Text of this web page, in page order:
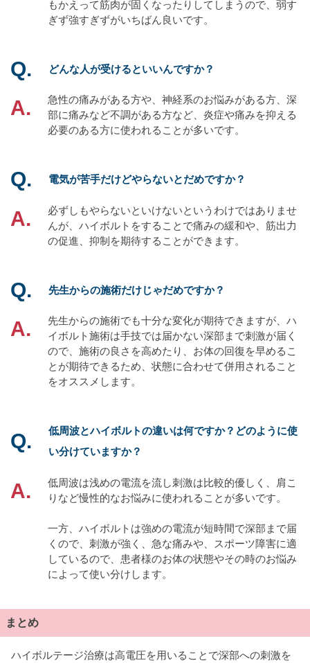
もかえって筋肉が固くなったりしてしまうので、弱す
ぎず強すぎずがいちばん良いです。
どんな人が受けるといいんですか？
急性の痛みがある方や、神経系のお悩みがある方、深
部に痛みなど不調がある方など、炎症や痛みを抑える
必要のある方に使われることが多いです。
電気が苦手だけどやらないとだめですか？
必ずしもやらないといけないというわけではありませ
んが、ハイボルトをすることで痛みの緩和や、筋出力
の促進、抑制を期待することができます。
先生からの施術だけじゃだめですか？
先生からの施術でも十分な変化が期待できますが、ハ
イボルト施術は手技では届かない深部まで刺激が届く
ので、施術の良さを高めたり、お体の回復を早めるこ
とが期待できるため、状態に合わせて併用されること
をオススメします。
低周波とハイボルトの違いは何ですか？どのように使
い分けていますか？
低周波は浅めの電流を流し刺激は比較的優しく、肩こ
りなど慢性的なお悩みに使われることが多いです。
一方、ハイボルトは強めの電流が短時間で深部まで届
くので、刺激が強く、急な痛みや、スポーツ障害に適
しているので、患者様のお体の状態やその時のお悩み
によって使い分けします。
まとめ
ハイボルテージ治療は高電圧を用いることで深部への刺激を